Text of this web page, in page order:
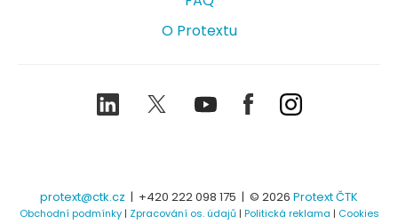
O Protextu
LinkedIn TwitterYoutubeFacebookInstagram
protext@ctk.cz | +420 222 098 175 | © 2026 Protext ČTK
Obchodní podmínky| Zpracování os. údajů| Politická reklama | Cookies